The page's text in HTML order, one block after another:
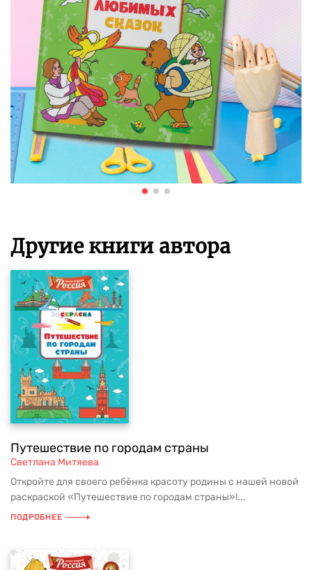
Другие книги автора
Путешествие по городам страны
Светлана Митяева
Откройте для своего ребёнка красоту родины с нашей новой
раскраской «Путешествие по городам страны»!...
ПОДРОБНЕЕ